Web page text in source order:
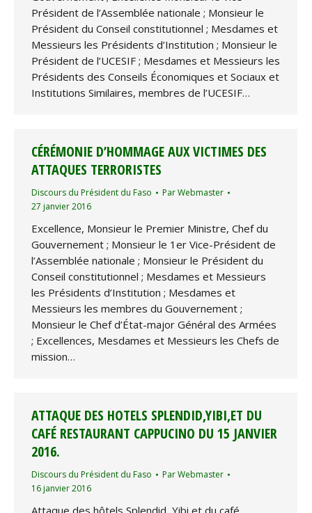
Président de l’Assemblée nationale ; Monsieur le
Président du Conseil constitutionnel ; Mesdames et
Messieurs les Présidents d’Institution ; Monsieur le
Président de l’UCESIF ; Mesdames et Messieurs les
Présidents des Conseils Économiques et Sociaux et
Institutions Similaires, membres de l’UCESIF…
CÉRÉMONIE D’HOMMAGE AUX VICTIMES DES
ATTAQUES TERRORISTES
Discours du Président du Faso ParWebmaster
27 janvier 2016
Excellence, Monsieur le Premier Ministre, Chef du
Gouvernement ; Monsieur le 1er Vice-Président de
l’Assemblée nationale ; Monsieur le Président du
Conseil constitutionnel ; Mesdames et Messieurs
les Présidents d’Institution ; Mesdames et
Messieurs les membres du Gouvernement ;
Monsieur le Chef d’État-major Général des Armées
; Excellences, Mesdames et Messieurs les Chefs de
mission…
ATTAQUE DES HOTELS SPLENDID,YIBI,ET DU
CAFÉ RESTAURANT CAPPUCINO DU 15 JANVIER
2016.
Discours du Président du Faso ParWebmaster
16 janvier 2016
Attaque des hôtels Splendid, Yibi et du café